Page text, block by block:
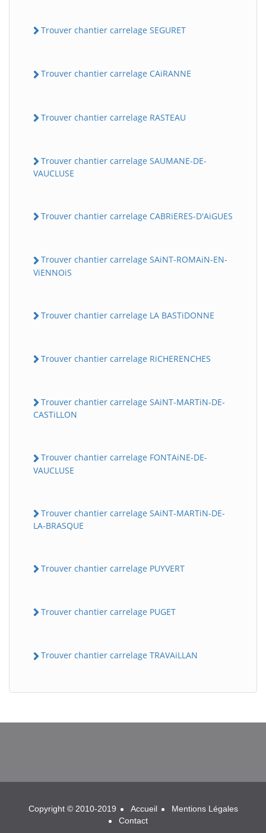
Trouver chantier carrelage SEGURET
Trouver chantier carrelage CAiRANNE
Trouver chantier carrelage RASTEAU
Trouver chantier carrelage SAUMANE-DE-
VAUCLUSE
Trouver chantier carrelage CABRiERES-D'AiGUES
Trouver chantier carrelage SAiNT-ROMAiN-EN-
ViENNOiS
Trouver chantier carrelage LA BASTiDONNE
Trouver chantier carrelage RiCHERENCHES
Trouver chantier carrelage SAiNT-MARTiN-DE-
CASTiLLON
Trouver chantier carrelage FONTAiNE-DE-
VAUCLUSE
Trouver chantier carrelage SAiNT-MARTiN-DE-
LA-BRASQUE
Trouver chantier carrelage PUYVERT
Trouver chantier carrelage PUGET
Trouver chantier carrelage TRAVAiLLAN
Copyright © 2010-2019 Accueil
Mentions Légales
Contact